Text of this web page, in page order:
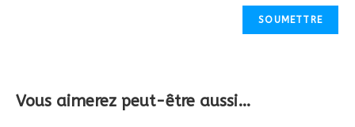
Vous aimerez peut-être aussi…